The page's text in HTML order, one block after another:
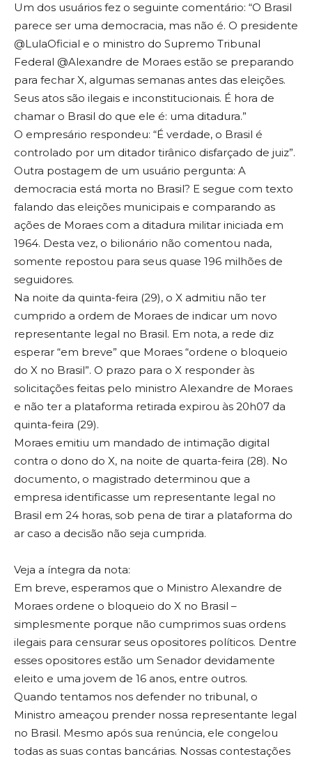
Um dos usuários fez o seguinte comentário: “O Brasil
parece ser uma democracia, mas não é. O presidente
@LulaOficial e o ministro do Supremo Tribunal
Federal @Alexandre de Moraes estão se preparando
para fechar X, algumas semanas antes das eleições.
Seus atos são ilegais e inconstitucionais. É hora de
chamar o Brasil do que ele é: uma ditadura.”
O empresário respondeu: “É verdade, o Brasil é
controlado por um ditador tirânico disfarçado de juiz”.
Outra postagem de um usuário pergunta: A
democracia está morta no Brasil? E segue com texto
falando das eleições municipais e comparando as
ações de Moraes com a ditadura militar iniciada em
1964. Desta vez, o bilionário não comentou nada,
somente repostou para seus quase 196 milhões de
seguidores.
Na noite da quinta-feira (29), o X admitiu não ter
cumprido a ordem de Moraes de indicar um novo
representante legal no Brasil. Em nota, a rede diz
esperar “em breve” que Moraes “ordene o bloqueio
do X no Brasil”. O prazo para o X responder às
solicitações feitas pelo ministro Alexandre de Moraes
e não ter a plataforma retirada expirou às 20h07 da
quinta-feira (29).
Moraes emitiu um mandado de intimação digital
contra o dono do X, na noite de quarta-feira (28). No
documento, o magistrado determinou que a
empresa identificasse um representante legal no
Brasil em 24 horas, sob pena de tirar a plataforma do
ar caso a decisão não seja cumprida.
Veja a íntegra da nota:
Em breve, esperamos que o Ministro Alexandre de
Moraes ordene o bloqueio do X no Brasil –
simplesmente porque não cumprimos suas ordens
ilegais para censurar seus opositores políticos. Dentre
esses opositores estão um Senador devidamente
eleito e uma jovem de 16 anos, entre outros.
Quando tentamos nos defender no tribunal, o
Ministro ameaçou prender nossa representante legal
no Brasil. Mesmo após sua renúncia, ele congelou
todas as suas contas bancárias. Nossas contestações